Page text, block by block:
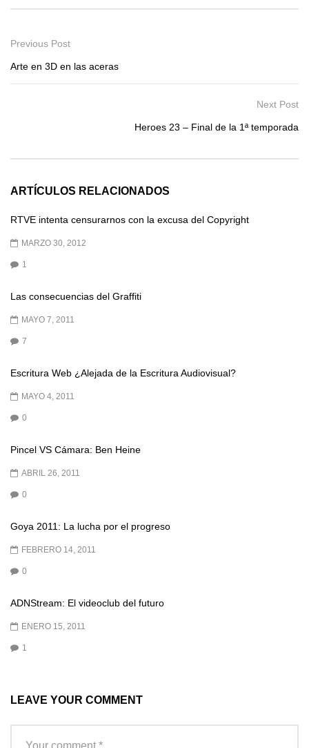
Previous Post
Arte en 3D en las aceras
Next Post
Heroes 23 – Final de la 1ª temporada
ARTÍCULOS RELACIONADOS
RTVE intenta censurarnos con la excusa del Copyright
MARZO 30, 2012
1
Las consecuencias del Graffiti
MAYO 7, 2011
7
Escritura Web ¿Alejada de la Escritura Audiovisual?
MAYO 4, 2011
0
Pincel VS Cámara: Ben Heine
ABRIL 26, 2011
0
Goya 2011: La lucha por el progreso
FEBRERO 14, 2011
0
ADNStream: El videoclub del futuro
ENERO 15, 2011
1
LEAVE YOUR COMMENT